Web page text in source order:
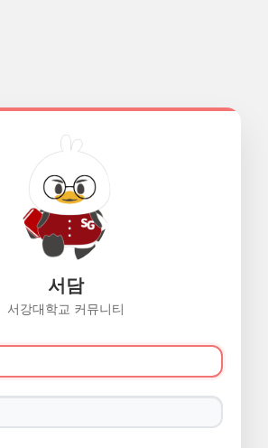
서담
서강대학교 커뮤니티